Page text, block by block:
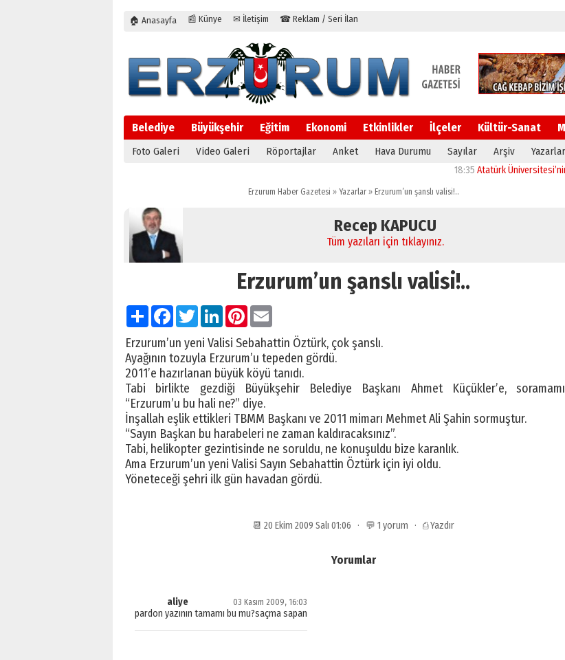
🏠 Anasayfa 📰 Künye ✉ İletişim ☎ Reklam / Seri İlan
Belediye Büyükşehir Eğitim Ekonomi Etkinlikler İlçeler Kültür-Sanat
Foto Galeri Video Galeri Röportajlar Anket Hava Durumu Sayılar Arşiv Yazarlar
Atatürk Üniversitesi’nin
Erzurum Haber Gazetesi » Yazarlar »Erzurum’un şanslı valisi!..
Recep KAPUCU
Tüm yazıları için tıklayınız.
Erzurum’un şanslı valisi!..
PaylaşFacebook
TwitterLinkedInPinterest
Erzurum’un yeni Valisi Sebahattin Öztürk, çok şanslı.
Ayağının tozuyla Erzurum’u tepeden gördü.
2011’e hazırlanan büyük köyü tanıdı.
Tabi birlikte gezdiği Büyükşehir Belediye Başkanı Ahmet Küçükler’e,
“Erzurum’u bu hali ne?” diye.
İnşallah eşlik ettikleri TBMM Başkanı ve 2011 mimarı Mehmet Ali Şahin sormuştur.
“Sayın Başkan bu harabeleri ne zaman kaldıracaksınız”.
Tabi, helikopter gezintisinde ne soruldu, ne konuşuldu bize karanlık.
Ama Erzurum’un yeni Valisi Sayın Sebahattin Öztürk için iyi oldu.
Yöneteceği şehri ilk gün havadan gördü.
📆 20 Ekim 2009 Salı 01:06 · 💬 1 yorum · ⎙ Yazdır
Yorumlar
aliye 03 Kasım 2009, 16:03
pardon yazının tamamı bu mu?saçma sapan